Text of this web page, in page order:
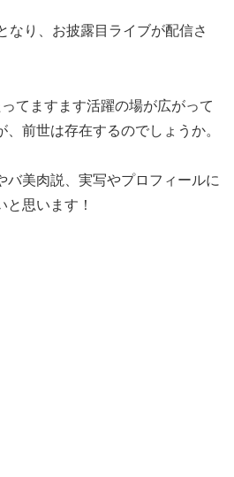
なり、お披露目ライブが配信さ
てますます活躍の場が広がって
前世は存在するのでしょうか。
バ美肉説、実写やプロフィールに
思います！